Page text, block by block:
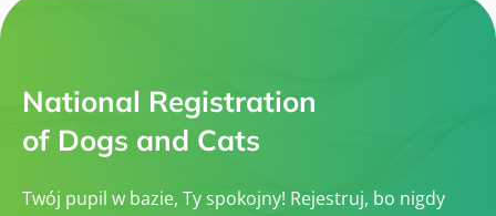
National Registration
of Dogs and Cats
Twój pupil w bazie, Ty spokojny! Rejestruj, bo nigdy